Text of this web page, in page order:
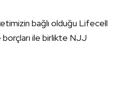
bağlı olduğu Lifecell
ile birlikte NJJ